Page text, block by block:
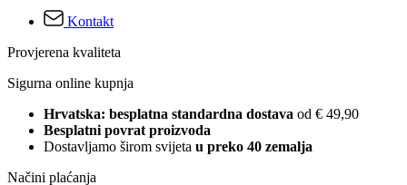
Kontakt
Provjerena kvaliteta
Sigurna online kupnja
Hrvatska: besplatna standardna dostava od € 49,90
Besplatni povrat proizvoda
Dostavljamo širom svijeta u preko 40 zemalja
Načini plaćanja